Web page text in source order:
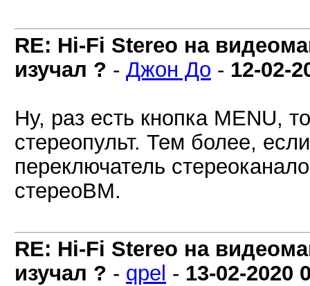
RE: Hi-Fi Stereo на
изучал ? - Джон До - 12-02-
Ну, раз есть кнопка MENU,
стереопульт. Тем более,
переключатель
стереоВМ.
RE: Hi-Fi Stereo на
изучал ? - qpel - 13-02-2020